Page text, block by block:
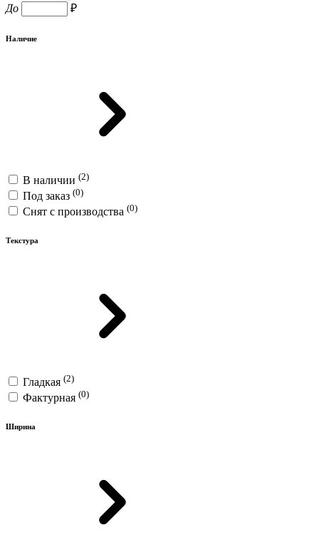
До
₽
Наличие
В наличии (2)
Под заказ (0)
Снят с производства (0)
Текстура
Гладкая (2)
Фактурная (0)
Ширина